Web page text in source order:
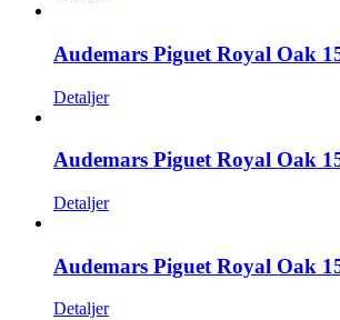
Audemars Piguet Royal Oak
Detaljer
Audemars Piguet Royal Oak
Detaljer
Audemars Piguet Royal Oak
Detaljer